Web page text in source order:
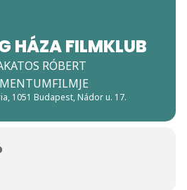
HÁZA FILMKLUB
RÓBERT
, 1051 Budapest, Nádor u. 17.